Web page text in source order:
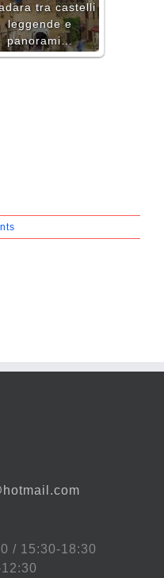
tra castelli
leggende e
panorami…
/ 15:30-18:30